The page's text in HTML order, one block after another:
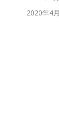
2020年4月